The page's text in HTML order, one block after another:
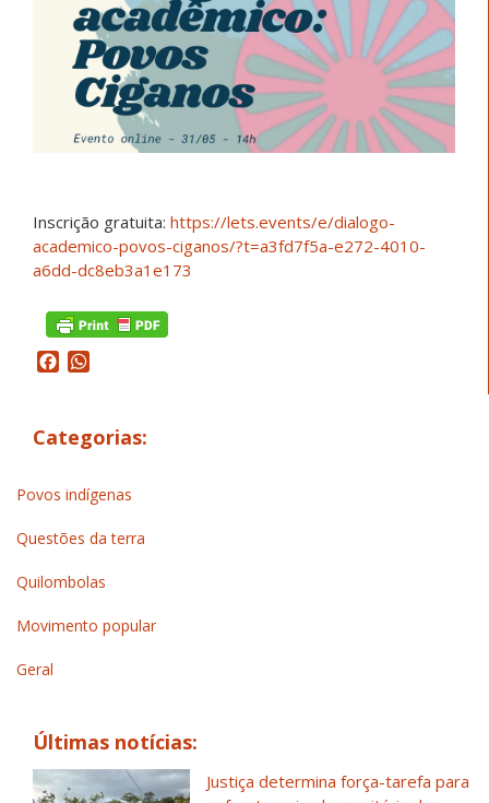
Inscrição gratuita: https://lets.events/e/dialogo-
academico-povos-ciganos/?t=a3fd7f5a-e272-4010-
a6dd-dc8eb3a1e173
Facebook
Categorias:
Povos indígenas
Questões da terra
Quilombolas
Movimento popular
Geral
Últimas notícias:
Justiça determina força-tarefa para